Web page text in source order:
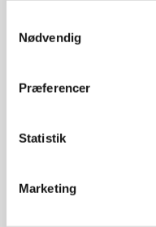
Nødvendig
Præferencer
Statistik
Marketing